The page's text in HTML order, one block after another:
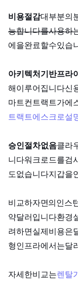
비용 절감:대부분의 분산
능합니다. QLoRA를 사용하는
에 fine-tuning을 완료할 수
아키텍처 기반 프라
해 이루어집니다. 신
마트 컨트랙트가 에
트랙트 에스크로 설
승인 절차 없음:클라
니다. 워크로드를 검
도 없습니다. 지갑을
비교하자면, AWS의 A10G
약 1.50달러입니다. 환
려하면 실제 비용은
형 인프라에서는 10
자세한 비교는GPU 렌탈